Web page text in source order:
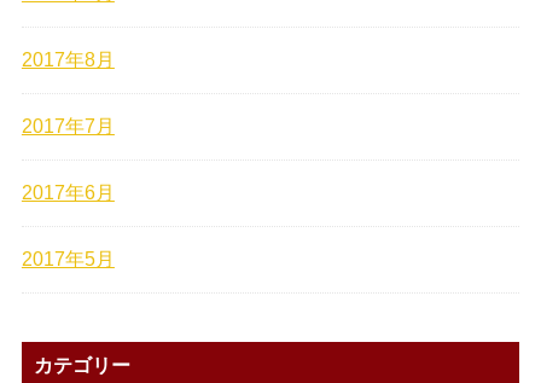
2017年8月
2017年7月
2017年6月
2017年5月
カテゴリー